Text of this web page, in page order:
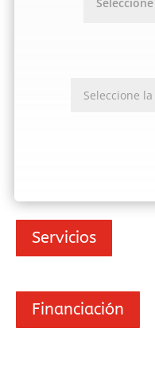
Servicios
Financiación